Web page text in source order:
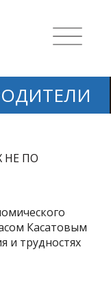
НЕ ПО
Касатовым
и трудностях